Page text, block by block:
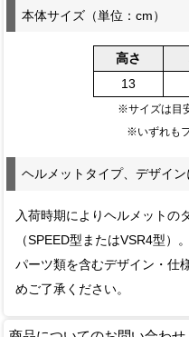
本体サイズ（単位：cm）
高さ
13
※サイズは目
※いずれも
ヘルメットタイプ、デザイン
入荷時期によりヘルメットの
（SPEED型またはVSR4型）
パーツ類を含むデザイン・仕
めご了承ください。